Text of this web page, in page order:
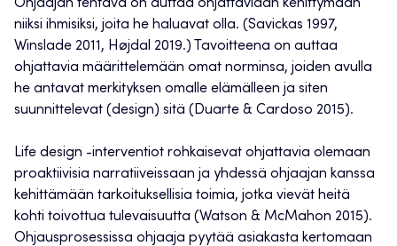
Ohjaajan tehtävä on auttaa ohjattaviaan kehittymään
niiksi ihmisiksi, joita he haluavat olla. (Savickas 1997,
Winslade 2011, Højdal 2019.) Tavoitteena on auttaa
ohjattavia määrittelemään omat norminsa, joiden avulla
he antavat merkityksen omalle elämälleen ja siten
suunnittelevat (design) sitä (Duarte & Cardoso 2015).
Life design -interventiot rohkaisevat ohjattavia olemaan
proaktiivisia narratiiveissaan ja yhdessä ohjaajan kanssa
kehittämään tarkoituksellisia toimia, jotka vievät heitä
kohti toivottua tulevaisuutta (Watson & McMahon 2015).
Ohjausprosessissa ohjaaja pyytää asiakasta kertomaan